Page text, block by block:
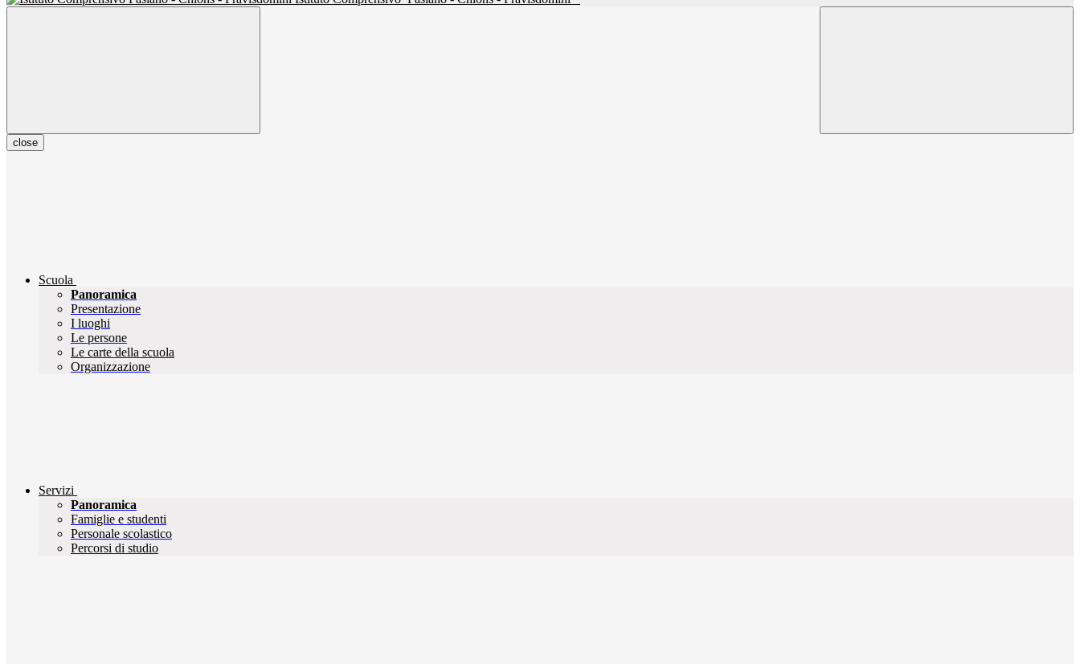
close
Scuola
Panoramica
Presentazione
I luoghi
Le persone
Le carte della scuola
Organizzazione
Servizi
Panoramica
Famiglie e studenti
Personale scolastico
Percorsi di studio